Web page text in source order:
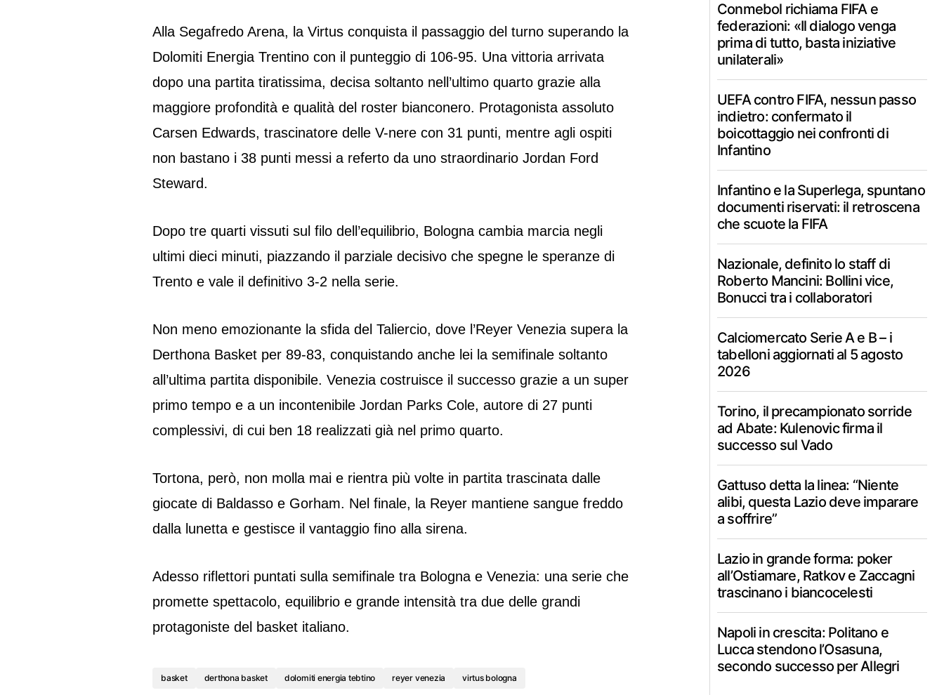
Alla Segafredo Arena, la Virtus conquista il passaggio del turno superando la
Dolomiti Energia Trentino con il punteggio di 106-95. Una vittoria arrivata
dopo una partita tiratissima, decisa soltanto nell’ultimo quarto grazie alla
maggiore profondità e qualità del roster bianconero. Protagonista assoluto
Carsen Edwards, trascinatore delle V-nere con 31 punti, mentre agli ospiti
non bastano i 38 punti messi a referto da uno straordinario Jordan Ford
Steward.
Dopo tre quarti vissuti sul filo dell’equilibrio, Bologna cambia marcia negli
ultimi dieci minuti, piazzando il parziale decisivo che spegne le speranze di
Trento e vale il definitivo 3-2 nella serie.
Non meno emozionante la sfida del Taliercio, dove l’Reyer Venezia supera la
Derthona Basket per 89-83, conquistando anche lei la semifinale soltanto
all’ultima partita disponibile. Venezia costruisce il successo grazie a un super
primo tempo e a un incontenibile Jordan Parks Cole, autore di 27 punti
complessivi, di cui ben 18 realizzati già nel primo quarto.
Tortona, però, non molla mai e rientra più volte in partita trascinata dalle
giocate di Baldasso e Gorham. Nel finale, la Reyer mantiene sangue freddo
dalla lunetta e gestisce il vantaggio fino alla sirena.
Adesso riflettori puntati sulla semifinale tra Bologna e Venezia: una serie che
promette spettacolo, equilibrio e grande intensità tra due delle grandi
protagoniste del basket italiano.
basket derthona basket dolomiti energia tebtino reyer venezia virtus bologna
Conmebol richiama FIFA e
federazioni: «Il dialogo venga
prima di tutto, basta iniziative
unilaterali»
UEFA contro FIFA, nessun passo
indietro: confermato il
boicottaggio nei confronti di
Infantino
Infantino e la Superlega, spuntano
documenti riservati: il retroscena
che scuote la FIFA
Nazionale, definito lo staff di
Roberto Mancini: Bollini vice,
Bonucci tra i collaboratori
Calciomercato Serie A e B – i
tabelloni aggiornati al 5 agosto
2026
Torino, il precampionato sorride
ad Abate: Kulenovic firma il
successo sul Vado
Gattuso detta la linea: “Niente
alibi, questa Lazio deve imparare
a soffrire”
Lazio in grande forma: poker
all’Ostiamare, Ratkov e Zaccagni
trascinano i biancocelesti
Napoli in crescita: Politano e
Lucca stendono l’Osasuna,
secondo successo per Allegri